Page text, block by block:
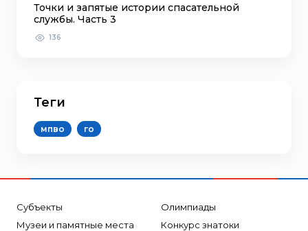
Точки и запятые истории спасательной
службы. Часть 3
136
Теги
мпво го
Субъекты
Музеи и памятные места
Олимпиады
Конкурс знатоки